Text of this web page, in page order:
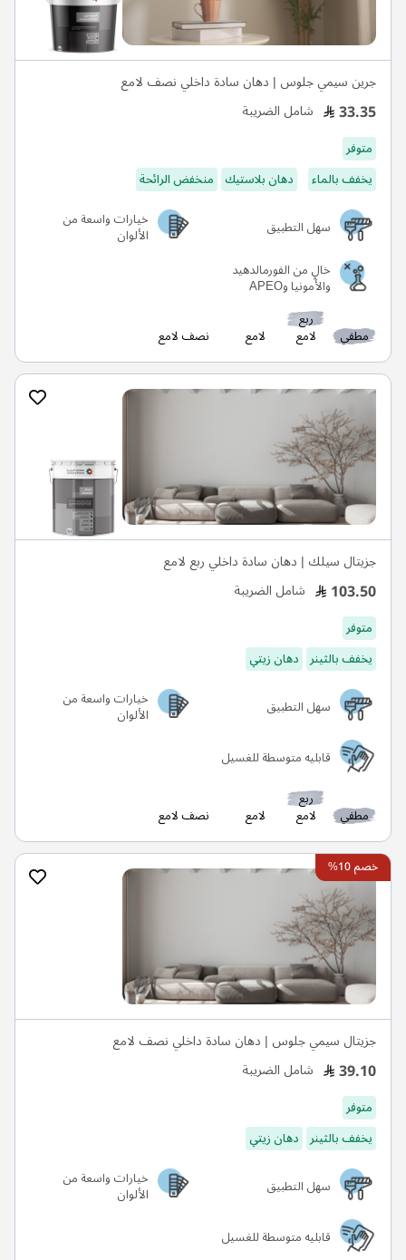
جرين سيمي جلوس | دهان سادة داخلي نصف لامع
33.35 شامل الضريبة
متوفر
يخفف بالماء
دهان بلاستيك منخفض الرائحة
سهل التطبيق
خيارات واسعة من
الألوان
خالٍ من الفورمالدهيد
والأمونيا وAPEO
مطفي
ربع
لامع لامع نصف لامع
جزيتال سيلك | دهان سادة داخلي ربع لامع
103.50 شامل الضريبة
متوفر
يخفف بالثينر دهان زيتي
سهل التطبيق
خيارات واسعة من
الألوان
قابليه متوسطة للغسيل
مطفي
ربع
لامع لامع نصف لامع
خصم 10%
جزيتال سيمي جلوس | دهان سادة داخلي نصف لامع
39.10 شامل الضريبة
متوفر
يخفف بالثينر دهان زيتي
سهل التطبيق
خيارات واسعة من
الألوان
قابليه متوسطة للغسيل